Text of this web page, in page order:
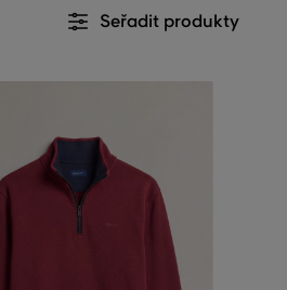
Seřadit produkty